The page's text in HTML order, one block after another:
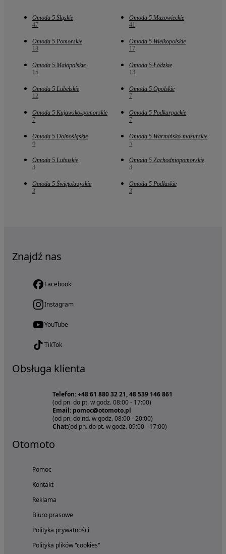
Omoda 5 Śląskie
47
Omoda 5 Mazowieckie
41
Omoda 5 Pomorskie
18
Omoda 5 Wielkopolskie
17
Omoda 5 Małopolskie
15
Omoda 5 Łódzkie
13
Omoda 5 Lubelskie
12
Omoda 5 Opolskie
7
Omoda 5 Kujawsko-pomorskie
7
Omoda 5 Podkarpackie
7
Omoda 5 Dolnośląskie
6
Omoda 5 Warmińsko-mazurskie
5
Omoda 5 Lubuskie
3
Omoda 5 Zachodniopomorskie
3
Omoda 5 Świętokrzyskie
3
Omoda 5 Podlaskie
3
Znajdź nas
Facebook
Instagram
YouTube
TikTok
Obsługa klienta
Telefon: +48 61 880 32 21, 48 539 146 861
(od pn. do pt. w godz. 08:00 - 17:00)
Email: pomoc@otomoto.pl
(od pn. do nd. w godz. 08:00 - 20:00)
Chat:(od pn. do pt. w godz. 09:00 - 17:00)
Otomoto
Pomoc
Kontakt
Reklama
Biuro prasowe
Polityka prywatności
Polityka plików "cookies"